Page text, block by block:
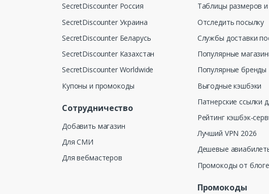
SecretDiscounter Россия
SecretDiscounter Украина
SecretDiscounter Беларусь
SecretDiscounter Казахстан
SecretDiscounter Worldwide
Купоны и промокоды
Сотрудничество
Добавить магазин
Для СМИ
Для вебмастеров
Таблицы размеров и
Отследить посылку
Службы доставки
Популярные
Популярные бренды
Выгодные кэшбэки
Патнерские ссылки
Рейтинг кэшбэк-
Лучший VPN 2026
Дешевые
Промокоды от
Промокоды